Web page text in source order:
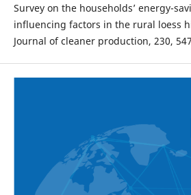
Survey on the households’ energy-
influencing factors in the rural loess
Journal of cleaner production, 230,